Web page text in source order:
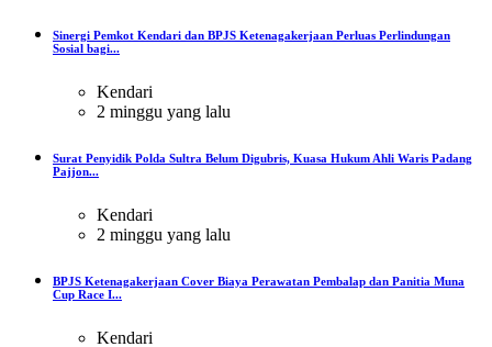
Sinergi Pemkot Kendari dan BPJS Ketenagakerjaan Perluas Perlindungan
Sosial bagi...
Kendari
2 minggu yang lalu
Surat Penyidik Polda Sultra Belum Digubris, Kuasa Hukum Ahli Waris Padang
Pajjon...
Kendari
2 minggu yang lalu
BPJS Ketenagakerjaan Cover Biaya Perawatan Pembalap dan Panitia Muna
Cup Race I...
Kendari